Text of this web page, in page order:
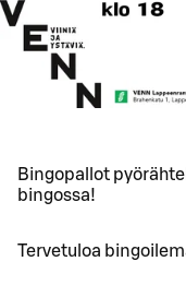
Bingopallot
bingossa!
Tervetuloa